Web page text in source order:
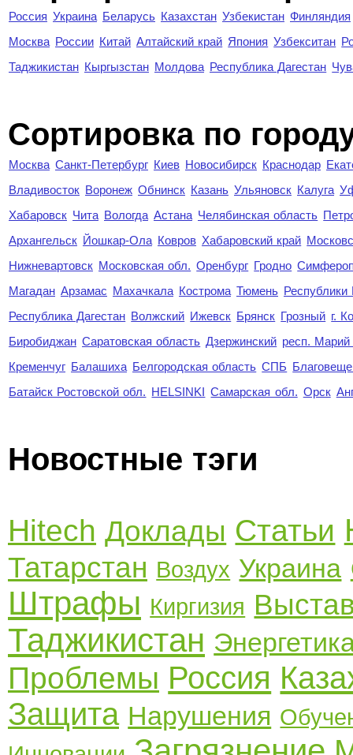
Россия Украина Беларусь Казахстан Узбекистан Финляндия
Москва России Китай Алтайский край Япония Узбекситан
Таджикистан Кыргызстан Молдова Республика Дагестан
Cортировка по
Москва Санкт-Петербург Киев Новосибирск Краснодар
Владивосток Воронеж Обнинск Казань Ульяновск Калуга
Хабаровск Чита Вологда Астана Челябинская область
Архангельск Йошкар-Ола Ковров Хабаровский край
Нижневартовск Московская обл. Оренбург Гродно
Магадан Арзамас Махачкала Кострома Тюмень Республики
Республика Дагестан Волжский Ижевск Брянск Грозный г.
Биробиджан Саратовская область Дзержинский респ.
Кременчуг Балашиха Белгородская область СПБ
Батайск Ростовской обл. HELSINKI Самарская обл. Орск
Новостные тэги
Hitech Доклады Статьи
Татарстан Воздух Украина
Штрафы Киргизия
Таджикистан
Проблемы Россия
Защита Нарушения